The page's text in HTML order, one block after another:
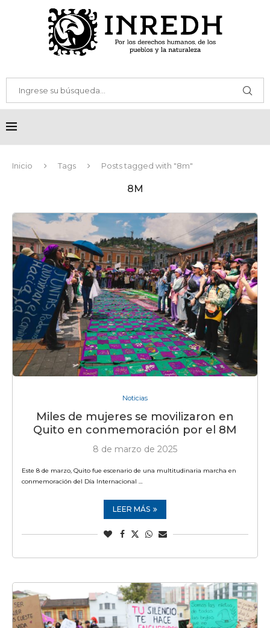
Inicio Tags Posts tagged with "8m"
8M
Noticias
Miles de mujeres se movilizaron en
Quito en conmemoración por el 8M
8 de marzo de 2025
Este 8 de marzo, Quito fue escenario de una multitudinaria marcha en
conmemoración del Día Internacional …
LEER MÁS